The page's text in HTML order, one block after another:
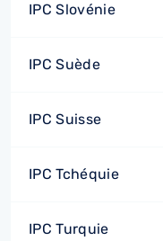
IPC Slovénie
IPC Suède
IPC Suisse
IPC Tchéquie
IPC Turquie